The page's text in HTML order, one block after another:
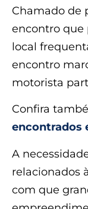
Chamado de
encontro que
local
encontro
motorista
Confira
encontrados
A
relacionados
com que